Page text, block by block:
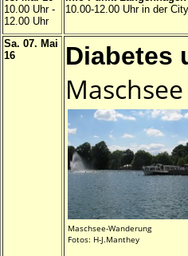
10.00 Uhr -
12.00 Uhr
10.00-12.00 Uhr in der
Sa. 07. Mai
16
Diabetes
Maschsee-Wanderung
Fotos: H-J.Manthey